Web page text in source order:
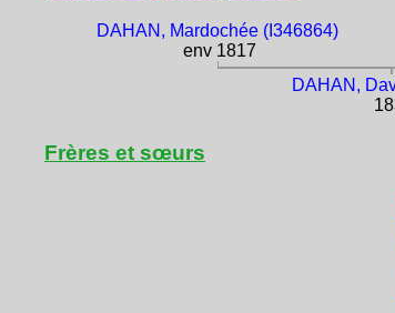
DAHAN, Mardochée (I346864)
env 1817
DAHAN,
Frères et sœurs